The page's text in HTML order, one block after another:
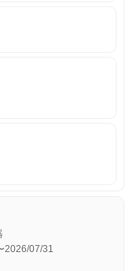
2026/07/31